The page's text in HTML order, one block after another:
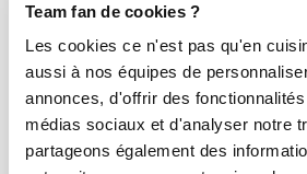
Team fan de cookies ?
Les cookies ce n'est pas qu'en
aussi à nos équipes de
annonces, d'offrir des
médias sociaux et d'analyser notre
partageons également des